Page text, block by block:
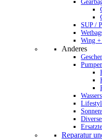
SUP /
Wing +
Anderes
Reparatur